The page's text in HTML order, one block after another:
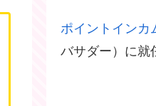
ポイントインカ
バサダー）に就